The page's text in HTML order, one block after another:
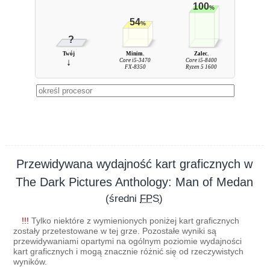
?
54%
100%
Twój
↓
Minim.
Core i5-3470
FX-8350
Zalec.
Core i5-8400
Ryzen 5 1600
Przewidywana wydajność kart graficznych w
The Dark Pictures Anthology: Man of Medan
(średni FPS)
!!! Tylko niektóre z wymienionych poniżej kart graficznych
zostały przetestowane w tej grze. Pozostałe wyniki są
przewidywaniami opartymi na ogólnym poziomie wydajności
kart graficznych i mogą znacznie różnić się od rzeczywistych
wyników.